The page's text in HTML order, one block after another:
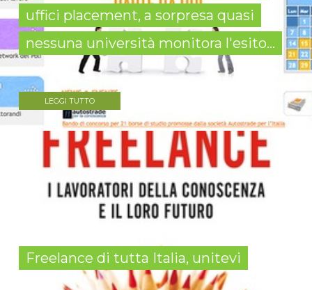
uffici placement, a sorpresa quasi
nessuna università monitora l'esito...
LEGGI TUTTO
Freelance di tutta Italia, unitevi